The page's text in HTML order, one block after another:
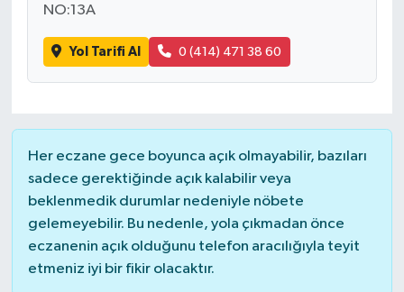
NO:13A
Yol Tarifi Al 0 (414) 471 38 60
Her eczane gece boyunca açık olmayabilir, bazıları
sadece gerektiğinde açık kalabilir veya
beklenmedik durumlar nedeniyle nöbete
gelemeyebilir. Bu nedenle, yola çıkmadan önce
eczanenin açık olduğunu telefon aracılığıyla teyit
etmeniz iyi bir fikir olacaktır.
İlan
Kültür Sanat
Politika